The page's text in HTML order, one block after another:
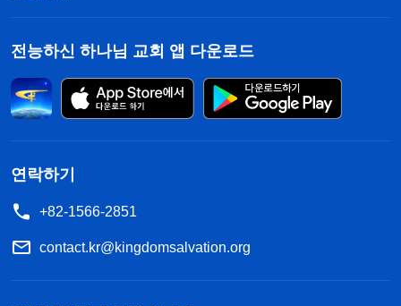
전능하신 하나님 교회 앱 다운로드
연락하기
+82-1566-2851
contact.kr@kingdomsalvation.org